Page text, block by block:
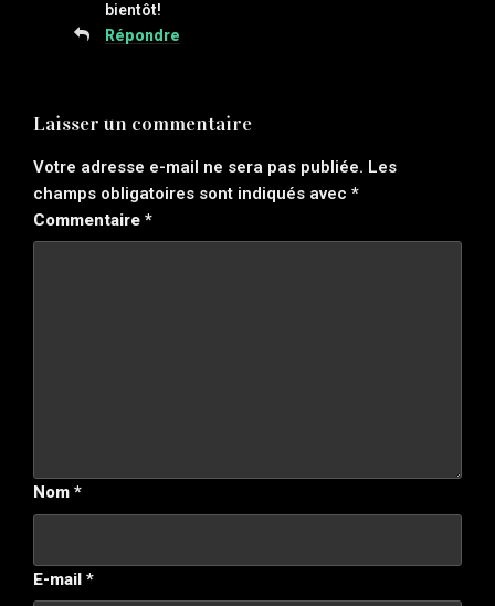
bientôt!
Répondre
Laisser un commentaire
Votre adresse e-mail ne sera pas publiée. Les
champs obligatoires sont indiqués avec *
Commentaire *
Nom *
E-mail *